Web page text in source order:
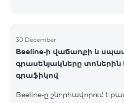
30 December
Beeline-ի վաճառքի և
գրասենյակները
գրաֆիկով
Beeline-ը շնորհավորում է